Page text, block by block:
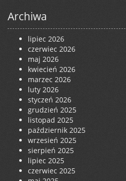
Archiwa
lipiec 2026
czerwiec 2026
maj 2026
kwiecień 2026
marzec 2026
luty 2026
styczeń 2026
grudzień 2025
listopad 2025
październik 2025
wrzesień 2025
sierpień 2025
lipiec 2025
czerwiec 2025